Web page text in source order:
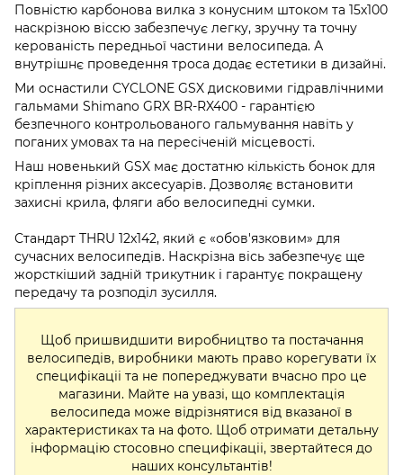
Повністю карбонова вилка з конусним штоком та 15х100
наскрізною віссю забезпечує легку, зручну та точну
керованість передньої частини велосипеда. А
внутрішнє проведення троса додає естетики в дизайні.
Ми оснастили CYCLONE GSX дисковими гідравлічними
гальмами Shimano GRX BR-RX400 - гарантією
безпечного контрольованого гальмування навіть у
поганих умовах та на пересіченій місцевості.
Наш новенький GSX має достатню кількість бонок для
кріплення різних аксесуарів. Дозволяє встановити
захисні крила, фляги або велосипедні сумки.
Стандарт THRU 12x142, який є «обов'язковим» для
сучасних велосипедів. Наскрізна вісь забезпечує ще
жорсткіший задній трикутник і гарантує покращену
передачу та розподіл зусилля.
Щоб пришвидшити виробництво та постачання
велосипедів, виробники мають право корегувати їх
специфікаціі та не попереджувати вчасно про це
магазини. Майте на увазі, що комплектація
велосипеда може відрізнятися від вказаної в
характеристиках та на фото. Щоб отримати детальну
інформацію стосовно специфікаціі, звертайтеся до
наших консультантів!